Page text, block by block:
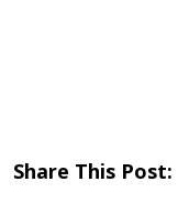
Share This Post: